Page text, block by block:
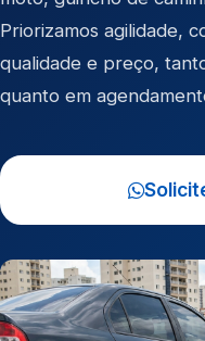
Priorizamos agilidade,
qualidade e preço,
quanto em